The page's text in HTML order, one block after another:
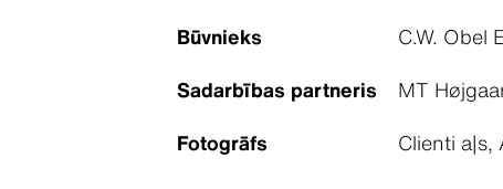
Būvnieks
C.W. Obel
Sadarbības partneris
MT
Fotogrāfs
Clienti a|s,